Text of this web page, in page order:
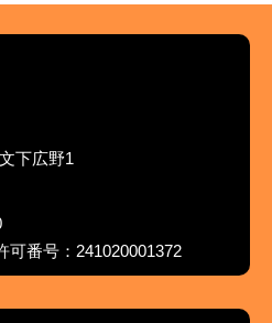
下広野1
番号：241020001372